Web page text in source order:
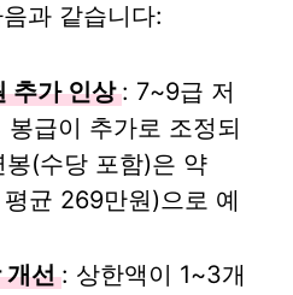
과 같습니다:
추가 인상 : 7~9급 저
봉급이 추가로 조정되
(수당 포함)은 약
균 269만원)으로 예
개선 : 상한액이 1~3개